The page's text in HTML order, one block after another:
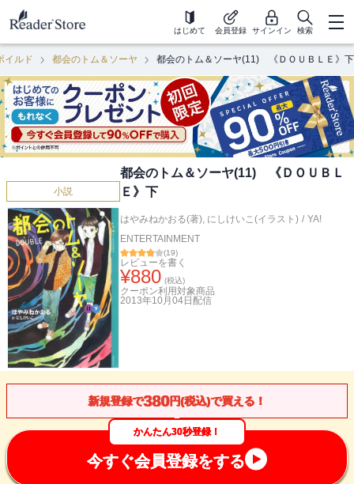
はじめて 会員登録 サインイン 検索
イルド 都会のトム＆ソーヤ 都会のトム＆ソーヤ(11) 《ＤＯＵＢＬＥ》下
小説
都会のトム＆ソーヤ(11) 《ＤＯＵＢＬ
Ｅ》下
はやみねかおる(著), にしけいこ(イラスト) / YA!
ENTERTAINMENT
(19)
レビューを書く
¥880 (税込)
クーポン利用対象商品
2013年10月04日 配信
新規登録で380円(税込)で買える！
かんたん30秒登録！
今すぐ会員登録をする